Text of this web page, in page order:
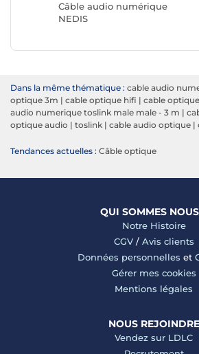
Câble audio numérique
NEDIS
Dans la même thématique : cable audio
optique 3m | cable optique hifi | cable
audio numerique toslink male male - 3 m |
optique audio | toslink | cable audio optique |
Tendances actuelles : Câble optique
QUI SOMMES
Notre Histoire
CGV/ Avis clients
Données personnelles et
Gérer mes cookies
Mentions légales
NOUS REJOINDRE
Vendez sur LDLC